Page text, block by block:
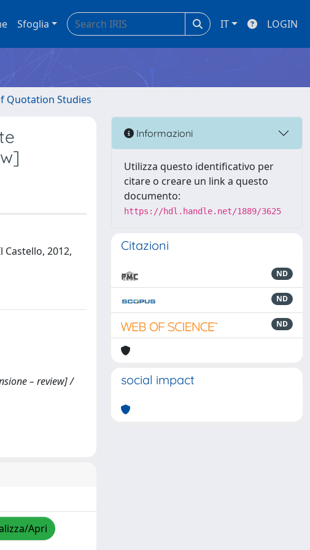
Sfoglia IT LOGIN
Quotation Studies
2012,
– review] /
Apri
Informazioni
Utilizza questo identificativo per
citare o creare un link a questo
documento:
https://hdl.handle.net/1889/3625
Citazioni
ND
ND
ND
social impact